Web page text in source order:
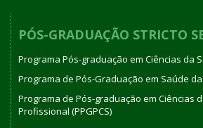
PÓS-GRADUAÇÃO STRICTO
Programa Pós-graduação em Ciências da
Programa de Pós-Graduação em Saúde da
Programa de Pós-graduação em Ciências
Profissional (PPGPCS)